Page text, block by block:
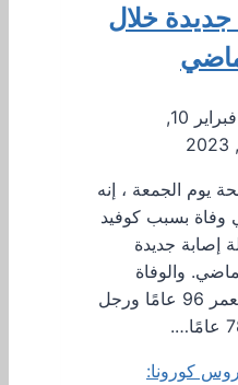
جديدة خلال
فبراير 10,
يوم الجمعة ، إنه
وفاة بسبب كوفيد
1355 حالة إصابة جديدة
والوفاة
امرأة تبلغ من العمر 96 عامًا ورجل
كورونا: